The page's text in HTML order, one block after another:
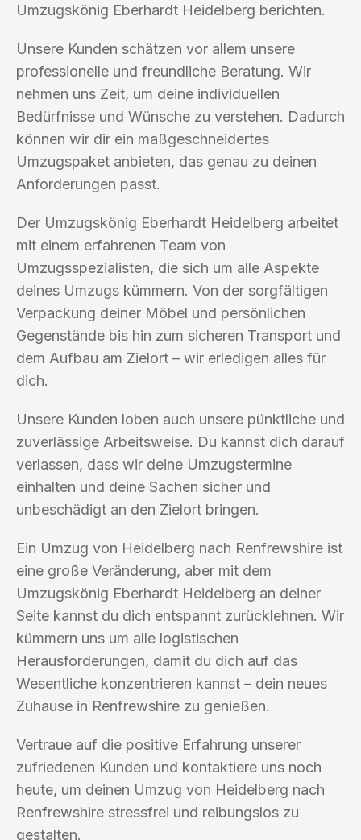
Umzugskönig Eberhardt Heidelberg berichten.
Unsere Kunden schätzen vor allem unsere
professionelle und freundliche Beratung. Wir
nehmen uns Zeit, um deine individuellen
Bedürfnisse und Wünsche zu verstehen. Dadurch
können wir dir ein maßgeschneidertes
Umzugspaket anbieten, das genau zu deinen
Anforderungen passt.
Der Umzugskönig Eberhardt Heidelberg arbeitet
mit einem erfahrenen Team von
Umzugsspezialisten, die sich um alle Aspekte
deines Umzugs kümmern. Von der sorgfältigen
Verpackung deiner Möbel und persönlichen
Gegenstände bis hin zum sicheren Transport und
dem Aufbau am Zielort – wir erledigen alles für
dich.
Unsere Kunden loben auch unsere pünktliche und
zuverlässige Arbeitsweise. Du kannst dich darauf
verlassen, dass wir deine Umzugstermine
einhalten und deine Sachen sicher und
unbeschädigt an den Zielort bringen.
Ein Umzug von Heidelberg nach Renfrewshire ist
eine große Veränderung, aber mit dem
Umzugskönig Eberhardt Heidelberg an deiner
Seite kannst du dich entspannt zurücklehnen. Wir
kümmern uns um alle logistischen
Herausforderungen, damit du dich auf das
Wesentliche konzentrieren kannst – dein neues
Zuhause in Renfrewshire zu genießen.
Vertraue auf die positive Erfahrung unserer
zufriedenen Kunden und kontaktiere uns noch
heute, um deinen Umzug von Heidelberg nach
Renfrewshire stressfrei und reibungslos zu
gestalten.